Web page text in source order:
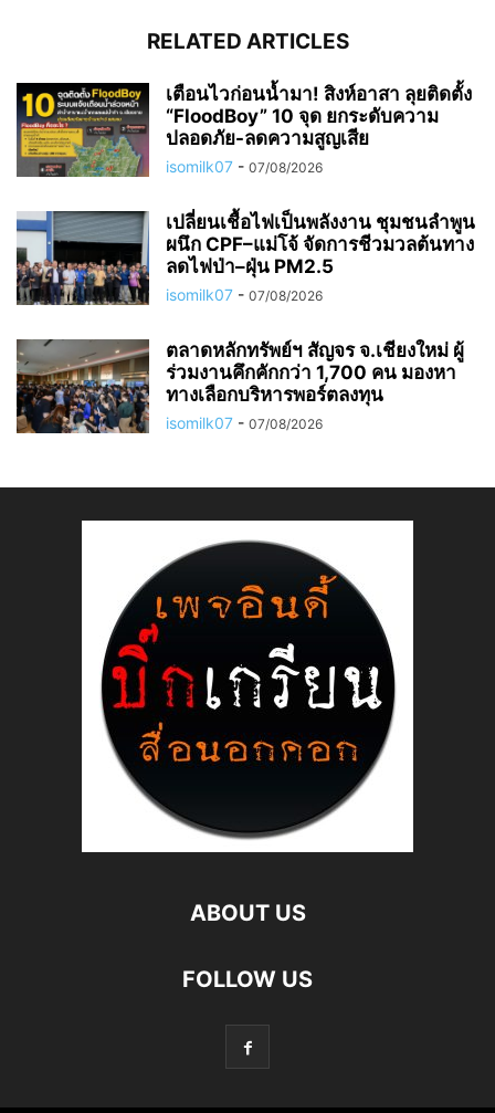
RELATED ARTICLES
เตือนไวก่อนน้ำมา! สิงห์อาสา ลุยติดตั้ง
“FloodBoy” 10 จุด ยกระดับความ
ปลอดภัย-ลดความสูญเสีย
isomilk07 - 07/08/2026
เปลี่ยนเชื้อไฟเป็นพลังงาน ชุมชนลำพูน
ผนึก CPF–แม่โจ้ จัดการชีวมวลต้นทาง
ลดไฟป่า–ฝุ่น PM2.5
isomilk07 - 07/08/2026
ตลาดหลักทรัพย์ฯ สัญจร จ.เชียงใหม่ ผู้
ร่วมงานคึกคักกว่า 1,700 คน มองหา
ทางเลือกบริหารพอร์ตลงทุน
isomilk07 - 07/08/2026
ABOUT US
FOLLOW US